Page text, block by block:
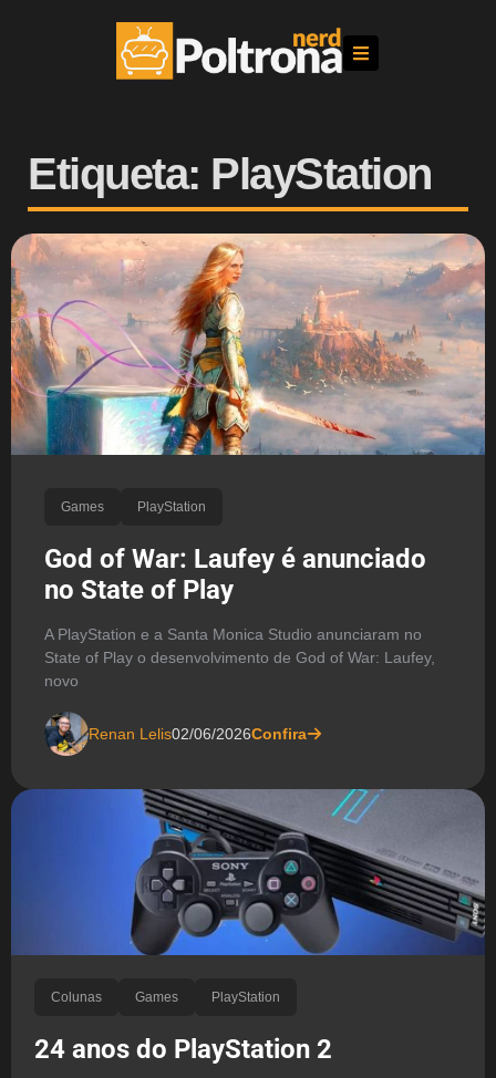
Etiqueta: PlayStation
Games PlayStation
God of War: Laufey é anunciado
no State of Play
A PlayStation e a Santa Monica Studio anunciaram no
State of Play o desenvolvimento de God of War: Laufey,
novo
Renan Lelis02/06/2026Confira
Colunas Games PlayStation
24 anos do PlayStation 2